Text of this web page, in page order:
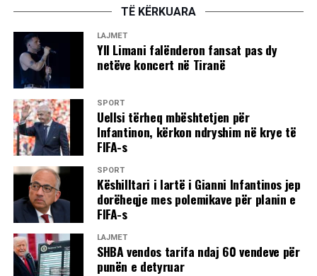
Sfidat reale për çdo qeveri janë prandaj të dyfishta: Të
ligjshme dhe të sigurojë që reforma institucionale, e jo
teatri politik, të mbetet në qendër të bisedës kombëtare.
/Al Jazzera/
Pikëpamjet e shprehura në këtë artikull janë të vetë
autorit dhe nuk pasqyrojnë domosdoshmërisht
qëndrimin editorial të Al Jazeera-s.
Autori: Sudhanshu Mittal –
i politikave publike
TË KËRKUARA
LAJMET
Yll Limani falënderon fansat pas dy
netëve koncert në Tiranë
SPORT
Uellsi tërheq mbështetjen për
Infantinon, kërkon ndryshim në krye të
FIFA-s
SPORT
Këshilltari i lartë i Gianni Infantinos jep
dorëheqje mes polemikave për planin e
FIFA-s
LAJMET
SHBA vendos tarifa ndaj 60 vendeve për
punën e detyruar